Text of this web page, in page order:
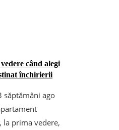
când alegi
închirierii
săptămâni ago
la prima vedere,